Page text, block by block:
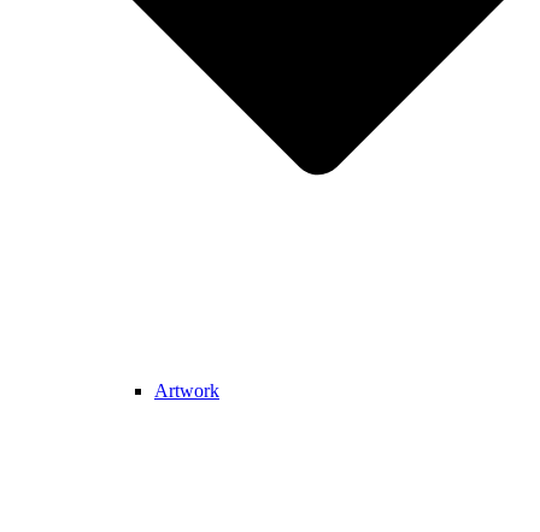
Artwork